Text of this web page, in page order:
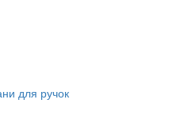
для ручок